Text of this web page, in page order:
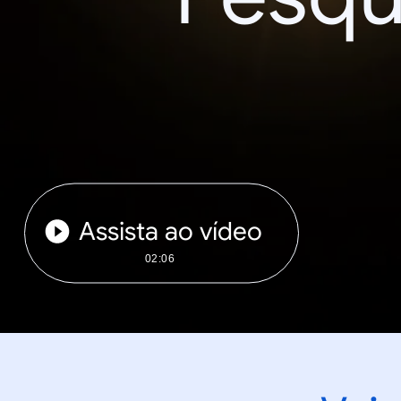
Assista ao vídeo
02:06